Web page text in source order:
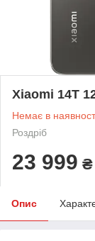
Xiaomi 14T
Немає в
Роздріб
23 999 ₴
Опис